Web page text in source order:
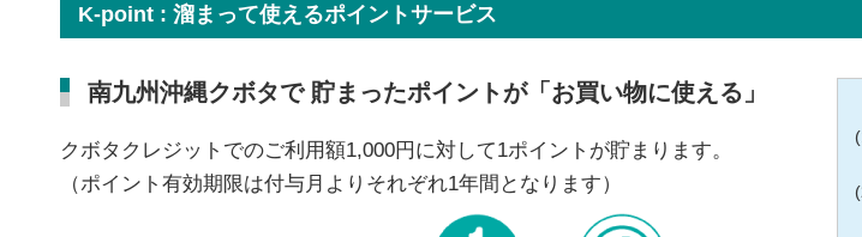
K-point : 溜まって使えるポイントサービス
南九州沖縄クボタで 貯まったポイントが「お買い物に使える」
クボタクレジットでのご利用額1,000円に対して1ポイントが貯まります。
（ポイント有効期限は付与月よりそれぞれ1年間となります）